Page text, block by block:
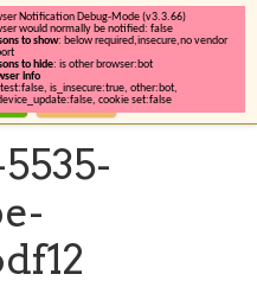
has a serious security
for more security,
on this site.
Ignore
Notification Debug-Mode (v3.3.66)
would normally be notified: false
to show: below required,insecure,no vendor
to hide: is other browser:bot
info
, is_insecure:true, other:bot,
, cookie set:false